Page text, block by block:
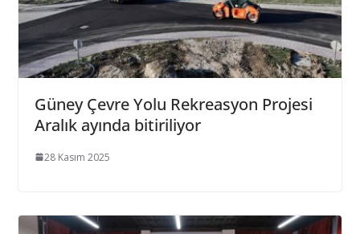
Güney Çevre Yolu Rekreasyon Projesi
Aralık ayında bitiriliyor
28 Kasım 2025